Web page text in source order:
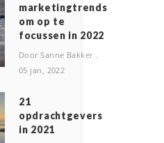
marketingtrends
om op te
focussen in 2022
Door Sanne Bakker
05 jan, 2022
2️1
opdrachtgevers
in 2021